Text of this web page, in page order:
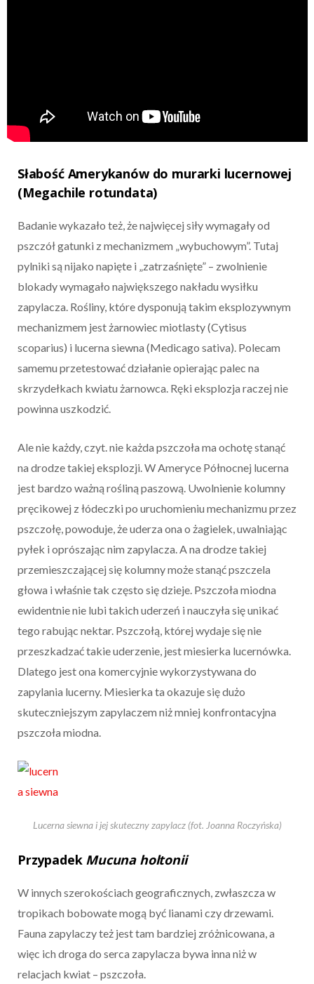
Słabość Amerykanów do murarki lucernowej
(Megachile rotundata)
Badanie wykazało też, że najwięcej siły wymagały od
pszczół gatunki z mechanizmem „wybuchowym”. Tutaj
pylniki są nijako napięte i „zatrzaśnięte” – zwolnienie
blokady wymagało największego nakładu wysiłku
zapylacza. Rośliny, które dysponują takim eksplozywnym
mechanizmem jest żarnowiec miotlasty (Cytisus
scoparius) i lucerna siewna (Medicago sativa). Polecam
samemu przetestować działanie opierając palec na
skrzydełkach kwiatu żarnowca. Ręki eksplozja raczej nie
powinna uszkodzić.
Ale nie każdy, czyt. nie każda pszczoła ma ochotę stanąć
na drodze takiej eksplozji. W Ameryce Północnej lucerna
jest bardzo ważną rośliną paszową. Uwolnienie kolumny
pręcikowej z łódeczki po uruchomieniu mechanizmu przez
pszczołę, powoduje, że uderza ona o żagielek, uwalniając
pyłek i oprószając nim zapylacza. A na drodze takiej
przemieszczającej się kolumny może stanąć pszczela
głowa i właśnie tak często się dzieje. Pszczoła miodna
ewidentnie nie lubi takich uderzeń i nauczyła się unikać
tego rabując nektar. Pszczołą, której wydaje się nie
przeszkadzać takie uderzenie, jest miesierka lucernówka.
Dlatego jest ona komercyjnie wykorzystywana do
zapylania lucerny. Miesierka ta okazuje się dużo
skuteczniejszym zapylaczem niż mniej konfrontacyjna
pszczoła miodna.
Lucerna siewna i jej skuteczny zapylacz (fot. Joanna Roczyńska)
Przypadek Mucuna holtonii
W innych szerokościach geograficznych, zwłaszcza w
tropikach bobowate mogą być lianami czy drzewami.
Fauna zapylaczy też jest tam bardziej zróżnicowana, a
więc ich droga do serca zapylacza bywa inna niż w
relacjach kwiat – pszczoła.